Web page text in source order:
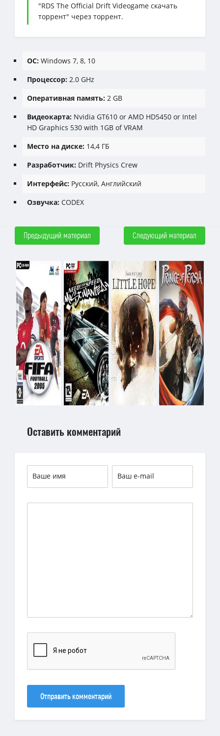
"RDS The Official Drift Videogame скачать
торрент" через торрент.
ОС: Windows 7, 8, 10
Процессор: 2.0 GHz
Оперативная память: 2 GB
Видеокарта: Nvidia GT610 or AMD HD5450 or Intel
HD Graphics 530 with 1GB of VRAM
Место на диске: 14,4 ГБ
Разработчик: Drift Physics Crew
Интерфейс: Русский, Английский
Озвучка: CODEX
Предыдущий материал Следующий материал
Оставить комментарий
Отправить комментарий